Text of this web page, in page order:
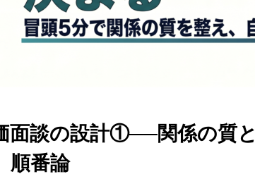
面談の設計①──関係の質
順番論